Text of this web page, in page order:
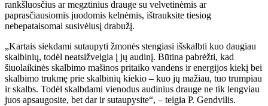
rankšluosčius ar megztinius drauge su velvetinėmis ar
paprasčiausiomis juodomis kelnėmis, ištrauksite tiesiog
nebepataisomai susivėlusį drabužį.
„Kartais siekdami sutaupyti žmonės stengiasi išskalbti kuo daugiau
skalbinių, todėl neatsižvelgia į jų audinį. Būtina pabrėžti, kad
šiuolaikinės skalbimo mašinos pritaiko vandens ir energijos kiekį bei
skalbimo trukmę prie skalbinių kiekio – kuo jų mažiau, tuo trumpiau
ir skalbs. Todėl skalbdami vienodus audinius drauge ne tik lengviau
juos apsaugosite, bet dar ir sutaupysite“, – teigia P. Gendvilis.